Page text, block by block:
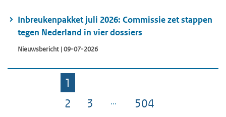
Inbreukenpakket juli 2026: Commissie zet stappen
tegen Nederland in vier dossiers
Nieuwsbericht | 09-07-2026
Pagina
1
Pagina
2 Pagina
3 Pagina
504